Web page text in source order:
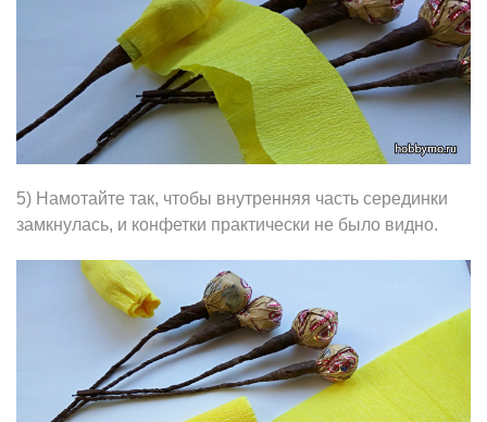
5) Намотайте так, чтобы внутренняя часть серединки
замкнулась, и конфетки практически не было видно.